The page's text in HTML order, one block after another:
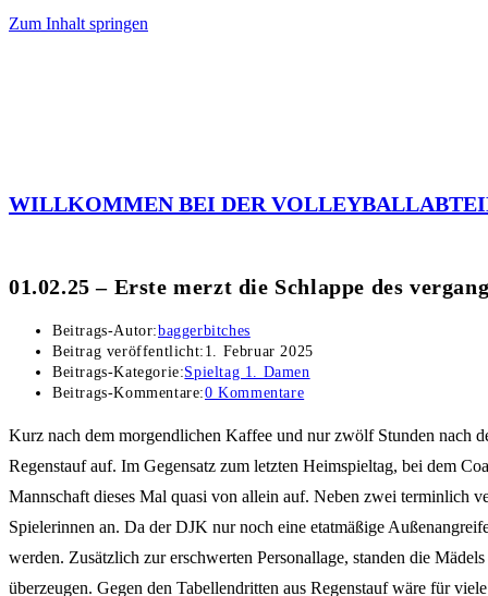
Zum Inhalt springen
WILLKOMMEN BEI DER
01.02.25 – Erste merzt die Schlappe des
Beitrags-Autor:baggerbitches
Beitrag veröffentlicht: 1. Februar 2025
Beitrags-Kategorie:Spieltag 1. Damen
Beitrags-Kommentare:0 Kommentare
Kurz nach dem morgendlichen Kaffee und nur zwölf Stunden nach
Regenstauf auf. Im Gegensatz zum letzten Heimspieltag, bei dem
Mannschaft dieses Mal quasi von allein auf. Neben zwei terminlich
Spielerinnen an. Da der DJK nur noch eine etatmäßige
werden. Zusätzlich zur erschwerten Personallage, standen die
überzeugen. Gegen den Tabellendritten aus Regenstauf wäre für